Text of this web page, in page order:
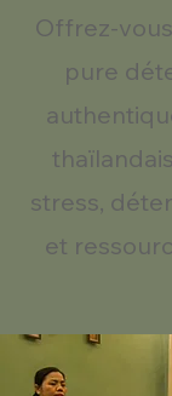
Offrez-
pure
stress,
et